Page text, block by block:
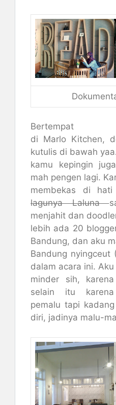
Bertempat
di Marlo Kitchen,
kutulis di bawah
kamu kepingin
mah pengen lagi.
membekas di
lagunya Laluna
menjahit dan
lebih ada 20
Bandung, dan aku
Bandung nyingceut
dalam acara ini.
minder sih,
selain itu
pemalu tapi
diri, jadinya malu-